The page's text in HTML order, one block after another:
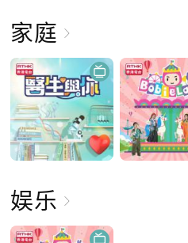
家庭
娱乐